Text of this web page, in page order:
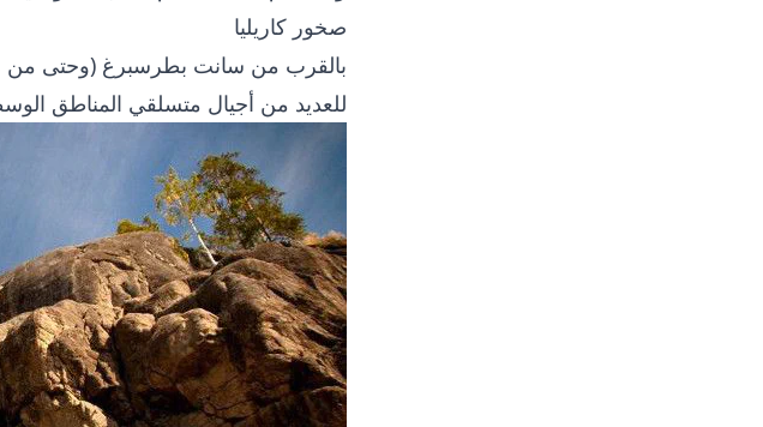
صخور كاريليا
بالقرب من سانت بطرسبرغ (وحتى من
للعديد من أجيال متسلقي المناطق